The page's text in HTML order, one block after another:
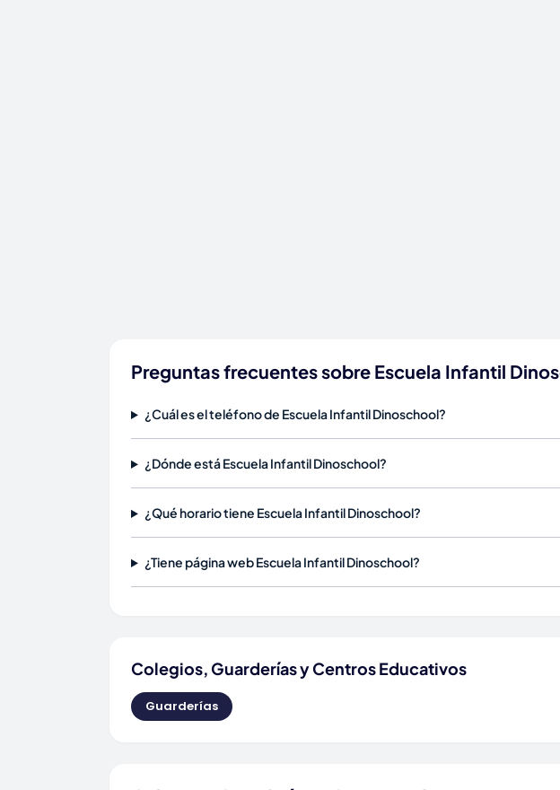
Preguntas frecuentes sobre Escuela Infantil
¿Cuál es el teléfono de Escuela Infantil Dinoschool?
¿Dónde está Escuela Infantil Dinoschool?
¿Qué horario tiene Escuela Infantil Dinoschool?
¿Tiene página web Escuela Infantil Dinoschool?
Colegios, Guarderías y Centros Educativos
Guarderías